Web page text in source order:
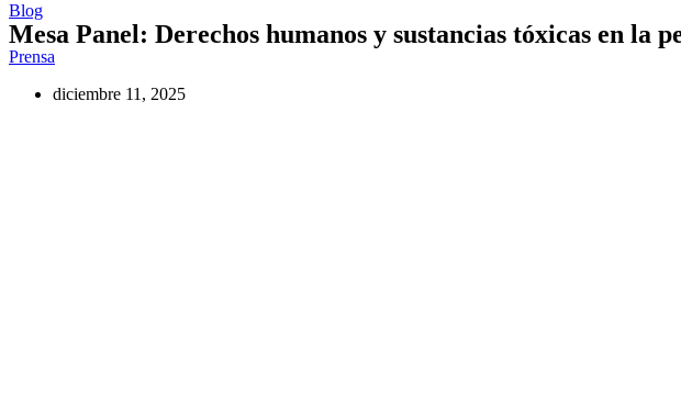
Blog
Mesa Panel: Derechos humanos y sustancias tóxicas en la
Prensa
diciembre 11, 2025